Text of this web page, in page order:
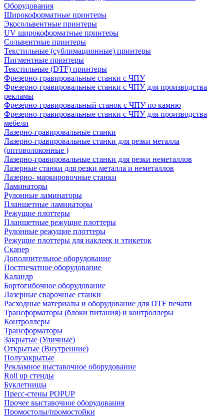
Оборудования
Широкоформатные принтеры
Экосольвентные принтеры
UV широкоформатные принтеры
Сольвентные принтеры
Текстильные (сублимационные) принтеры
Пигментные принтеры
Текстильные (DTF) принтеры
Фрезерно-гравировальные станки с ЧПУ
Фрезерно-гравировальные станки с ЧПУ для производства
рекламы
Фрезерно-гравировальный станок с ЧПУ по камню
Фрезерно-гравировальные станки с ЧПУ для производства
мебели
Лазерно-гравировальные станки
Лазерно-гравировальные станки для резки металла
(оптоволоконные )
Лазерно-гравировальные станки для резки неметаллов
Лазерные станки для резки металла и неметаллов
Лазерно- маркировочные станки
Ламинаторы
Рулонные ламинаторы
Планшетные ламинаторы
Режущие плоттеры
Планшетные режущие плоттеры
Рулонные режущие плоттеры
Режущие плоттеры для наклеек и этикеток
Сканер
Дополнительное оборудование
Постпечатное оборудование
Каландр
Бортогибочное оборудование
Лазерные сварочные станки
Расходные материалы и оборудование для DTF печати
Трансформаторы (блоки питания) и контроллеры
Контроллеры
Трансформаторы
Закрытые (Уличные)
Открытые (Внутренние)
Полузакрытые
Рекламное выставочное оборудование
Roll up стенды
Буклетницы
Пресс-стены POPUP
Прочее выставочное оборудования
Промостолы/промостойки